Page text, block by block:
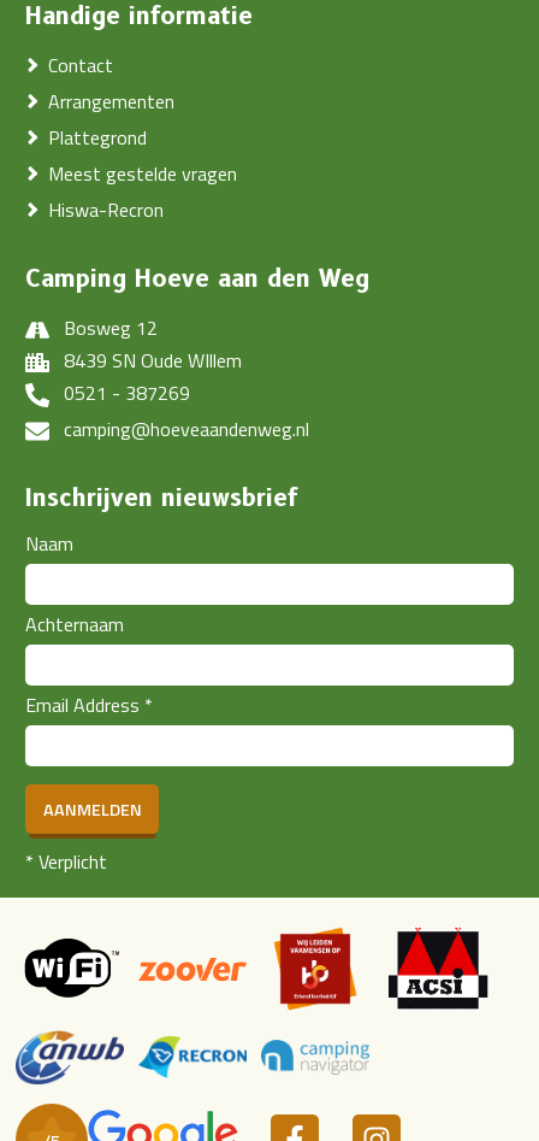
Handige informatie
Contact
Arrangementen
Plattegrond
Meest gestelde vragen
Hiswa-Recron
Camping Hoeve aan den Weg
Bosweg 12
8439 SN Oude WIllem
0521 - 387269
camping@hoeveaandenweg.nl
Inschrijven nieuwsbrief
Naam
Achternaam
Email Address *
AANMELDEN
* Verplicht